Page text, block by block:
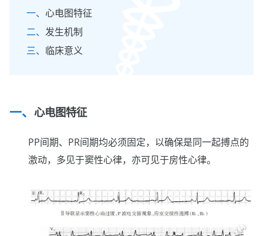
心电图特征
发生机制
临床意义
心电图特征
PP间期、PR间期均必须固定，以确保是同一起搏点的
激动，多见于窦性心律，亦可见于房性心律。